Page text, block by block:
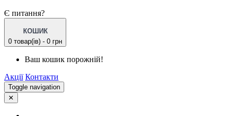
Є питання?
КОШИК
0 товар(ів) - 0 грн
Ваш кошик порожній!
Акції Контакти
Toggle navigation
✕